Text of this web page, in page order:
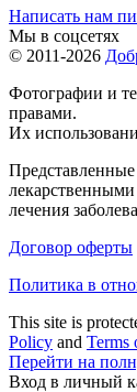
Написать нам
Мы в соцсетях
© 2011-2026
Фотографии и
правами.
Их
лекарственными
лечения
Договор оферты
Политика в
This site is
Policy and Terms
Перейти на
Вход в личный